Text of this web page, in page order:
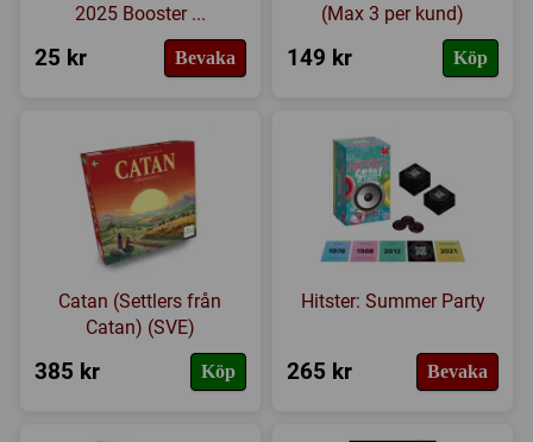
2025 Booster ...
25 kr Bevaka
(Max 3 per kund)
149 kr Köp
Catan (Settlers från
Catan) (SVE)
385 kr Köp
Hitster: Summer Party
265 kr Bevaka